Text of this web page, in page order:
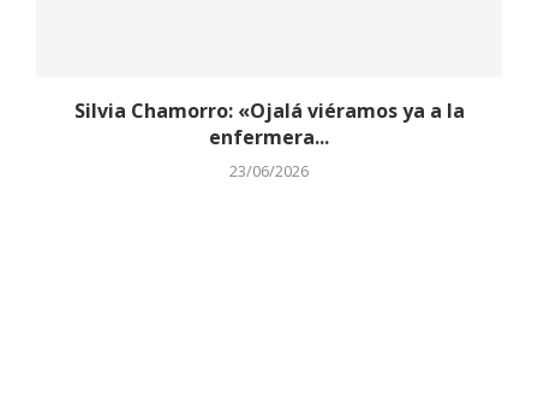
Silvia Chamorro: «Ojalá viéramos ya a la
enfermera...
23/06/2026